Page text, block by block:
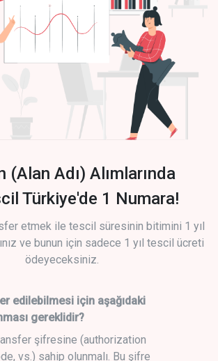
(Alan Adı) Alımlarında
Türkiye'de 1 Numara!
etmek ile tescil süresinin bitimini 1 yıl
ve bunun için sadece 1 yıl tescil ücreti
ödeyeceksiniz.
edilebilmesi için aşağıdaki
gereklidir?
şifresine (authorization
vs.) sahip olunmalı. Bu şifre